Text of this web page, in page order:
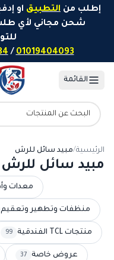
تخطَّ إلى المحتوى
إطلب من التطبيق
01019404093
/
القائمة
الرئيسية/مبيد سائل للرش
مبيد سائل للرش
معدات
منظفات وتطهير وتعقيم
منتجات TCL الفندقية 99
عروض خاصة 37